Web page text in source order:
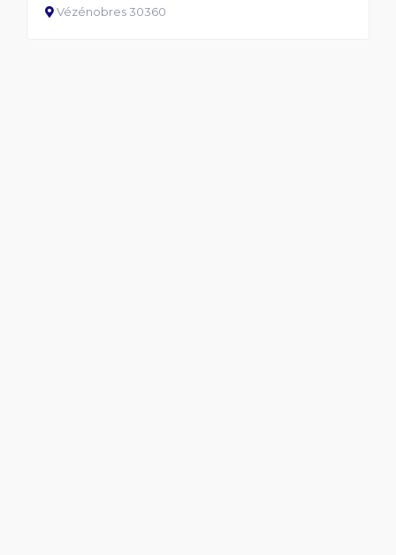
Vézénobres 30360